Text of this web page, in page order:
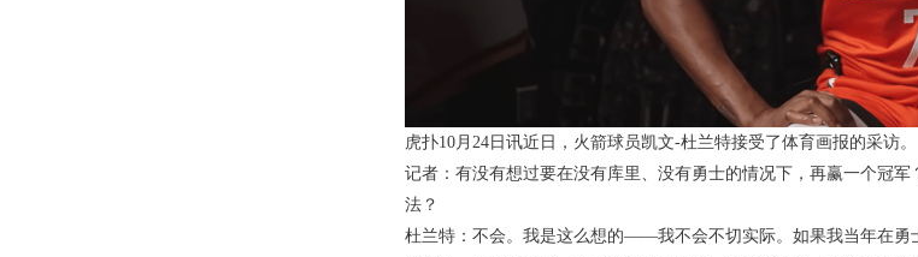
虎扑10月24日讯近日，火箭球员凯文-杜兰特接受了体育画报的采访。
记者：有没有想过要在没有库里、没有勇士的情况下，再赢一个冠
法？
杜兰特：不会。我是这么想的——我不会不切实际。如果我当年在勇